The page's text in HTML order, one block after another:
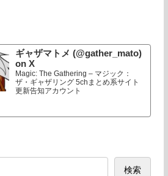
ギャザマトメ (@gather_mato)
on X
Magic: The Gathering – マジック：
ザ・ギャザリング 5chまとめ系サイト
更新告知アカウント
検索